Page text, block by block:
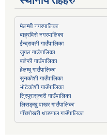
मेलम्ची नगरपालिका
बाह्रविसे नगरपालिका
ईन्द्रावती गाउँपालिका
जुगल गाउँपालिका
बलेफी गाउँपालिका
हेलम्बु गाउँपालिका
सुनकोशी गाउँपालिका
भोटेकोशी गाउँपालिका
त्रिपुरासुन्दरी गाउँपालिका
लिसङ्खु पाखर गाउँपालिका
पाँचपोखरी थाङपाल गाउँपालिका